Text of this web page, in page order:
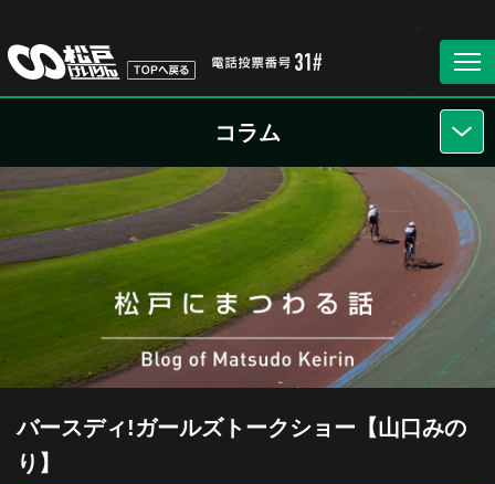
コラム
バースディ!ガールズトークショー【山口みの
り】